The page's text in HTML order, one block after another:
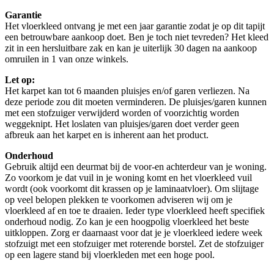
Garantie
Het vloerkleed ontvang je met een jaar garantie zodat je op dit tapijt
een betrouwbare aankoop doet. Ben je toch niet tevreden? Het kleed
zit in een hersluitbare zak en kan je uiterlijk 30 dagen na aankoop
omruilen in 1 van onze winkels.
Let op:
Het karpet kan tot 6 maanden pluisjes en/of garen verliezen. Na
deze periode zou dit moeten verminderen. De pluisjes/garen kunnen
met een stofzuiger verwijderd worden of voorzichtig worden
weggeknipt. Het loslaten van pluisjes/garen doet verder geen
afbreuk aan het karpet en is inherent aan het product.
Onderhoud
Gebruik altijd een deurmat bij de voor-en achterdeur van je woning.
Zo voorkom je dat vuil in je woning komt en het vloerkleed vuil
wordt (ook voorkomt dit krassen op je laminaatvloer). Om slijtage
op veel belopen plekken te voorkomen adviseren wij om je
vloerkleed af en toe te draaien. Ieder type vloerkleed heeft specifiek
onderhoud nodig. Zo kan je een hoogpolig vloerkleed het beste
uitkloppen. Zorg er daarnaast voor dat je je vloerkleed iedere week
stofzuigt met een stofzuiger met roterende borstel. Zet de stofzuiger
op een lagere stand bij vloerkleden met een hoge pool.